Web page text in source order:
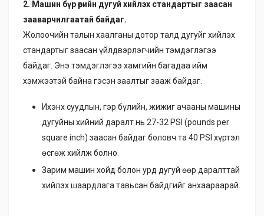
2. Машин бүр өөрийн дугуй хийлэх стандартыг заасан
зааварчилгаатай байдаг.
Жолоочийн талын хаалганы дотор талд дугуйг хийлэх
стандартыг заасан үйлдвэрлэгчийн тэмдэглэгээ
байдаг. Энэ тэмдэглэгээ хамгийн багадаа ийм
хэмжээтэй байна гэсэн заалтыг зааж байдаг.
Ихэнх суудлын, гэр бүлийн, жижиг ачааны машины
дугуйны хийний даралт нь 27-32 PSI (pounds per
square inch) заасан байдаг боловч та 40 PSI хүртэл
өсгөж хийлж болно.
Зарим машин хойд болон урд дугуй өөр даралттай
хийлэх шаардлага тавьсан байдгийг анхаараарай.